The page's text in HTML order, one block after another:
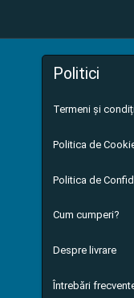
Politici
Termeni și
Politica de
Politica de
Cum cumperi?
Despre livrare
Întrebări